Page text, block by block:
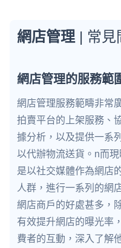
網店管理 | 常見
網店管理的服務範
網店管理服務範疇非常
拍賣平台的上架服務、
據分析，以及提供一系
以代辦物流送貨。n而
是以社交媒體作為網店
人群，進行一系列的網
網店商戶的好處甚多，
有效提升網店的曝光率
費者的互動，深入了解